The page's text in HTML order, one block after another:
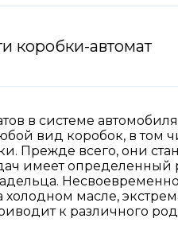
коробки-автомат
в системе
вид коробок, в том
Прежде всего, они
имеет определенный
холодном масле,
к различного